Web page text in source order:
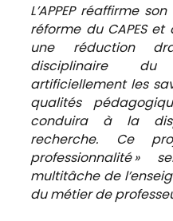
L’APPEP réaffirme
réforme du CAPES
une réduction
disciplinaire du
artificiellement les
qualités
conduira à la
recherche. Ce
professionnalité »
multitâche de
du métier de